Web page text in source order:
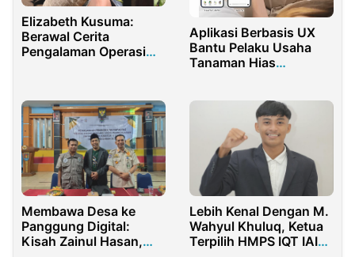
Elizabeth Kusuma:
Berawal Cerita
Pengalaman Operasi
Aplikasi Berbasis UX
Bantu Pelaku Usaha
Tanaman Hias
Membawa Desa ke
Panggung Digital:
Kisah Zainul Hasan,
Lebih Kenal Dengan M.
Wahyul Khuluq, Ketua
Terpilih HMPS IQT IAIN